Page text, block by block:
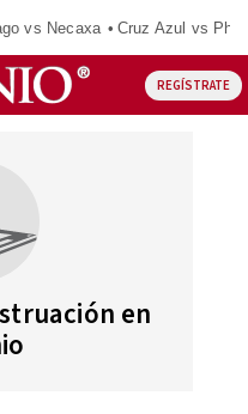
vs Necaxa Cruz Azul vs
REGÍSTRATE
en